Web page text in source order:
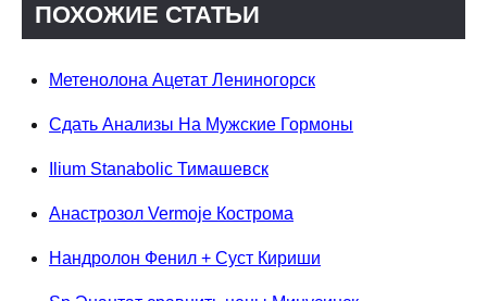
ПОХОЖИЕ СТАТЬИ
Метенолона Ацетат Лениногорск
Сдать Анализы На Мужские Гормоны
Ilium Stanabolic Тимашевск
Анастрозол Vermoje Кострома
Нандролон Фенил + Суст Кириши